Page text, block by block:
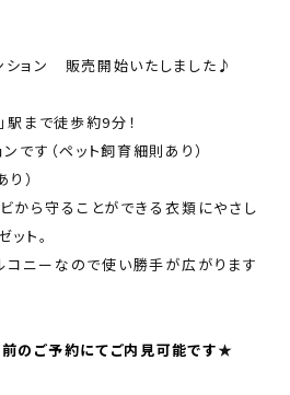
ォームへ
ョン 販売開始いたしました♪
駅まで徒歩約9分！
です（ペット飼育細則あり）
）
から守ることができる衣類にやさし
ト。
コニーなので使い勝手が広がります
のご予約にてご内見可能です★